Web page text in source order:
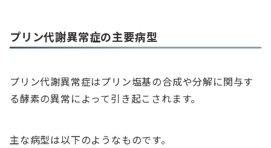
プリン代謝異常症の主要病型
プリン代謝異常症はプリン塩基の合成や分解に関与す
る酵素の異常によって引き起こされます。
主な病型は以下のようなものです。